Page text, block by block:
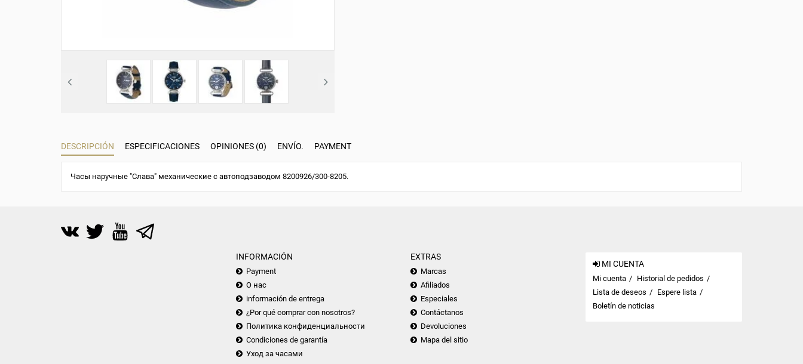
DESCRIPCIÓN ESPECIFICACIONES OPINIONES (0) ENVÍO. PAYMENT
Часы наручные "Слава" механические с автоподзаводом 8200926/300-8205.
INFORMACIÓN
Payment
О нас
información de entrega
¿Por qué comprar con nosotros?
Политика конфиденциальности
Condiciones de garantía
Уход за часами
EXTRAS
Marcas
Afiliados
Especiales
Contáctanos
Devoluciones
Mapa del sitio
MI CUENTA
Mi cuenta
Historial de pedidos
Lista de deseos
Espere lista
Boletín de noticias